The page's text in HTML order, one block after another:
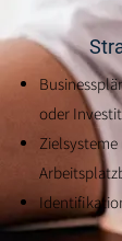
oder